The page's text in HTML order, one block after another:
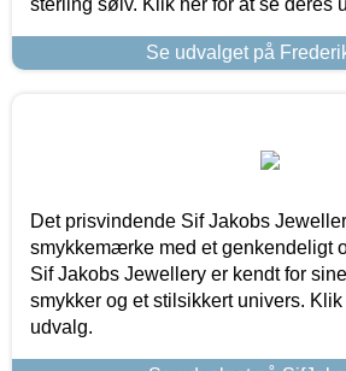
Se udvalget på
Det prisvindende Sif Jakobs
smykkemærke med et genkendeligt
Sif Jakobs Jewellery er kendt for
smykker og et stilsikkert univers.
udvalg.